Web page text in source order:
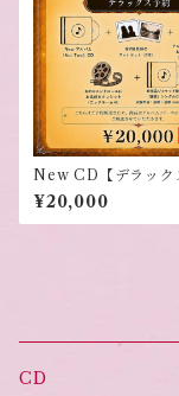
New CD【デラック
¥20,000
CD